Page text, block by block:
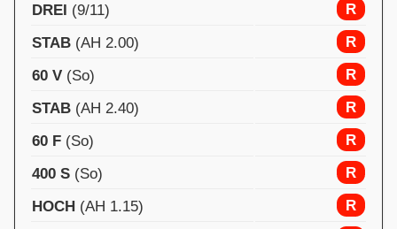
DREI (9/11)
R
STAB (AH 2.00)
R
60 V (So)
R
STAB (AH 2.40)
R
60 F (So)
R
400 S (So)
R
HOCH (AH 1.15)
R